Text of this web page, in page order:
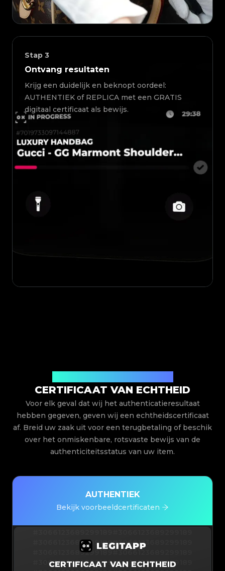
Stap 3
Ontvang resultaten
Krijg een duidelijk en beknopt oordeel:
AUTHENTIEK of REPLICA met een GRATIS
digitaal certificaat als bewijs.
CERTIFICAAT VAN ECHTHEID
Voor elk geval dat wij het authenticatieresultaat
hebben gegeven, geven wij een echtheidscertificaat
af. Breid uw zaak uit voor een terugbetaling of beschik
over het onmiskenbare, rotsvaste bewijs van de
authenticiteitsstatus van uw item.
AUTHENTIEK
Bekijk voorbeeldcertificaten
#3066123689299189#3066123689299189
#3066123689299189#3066123689299189
#3066123689299189#3066123689299189
CERTIFICAAT VAN ECHTHEID